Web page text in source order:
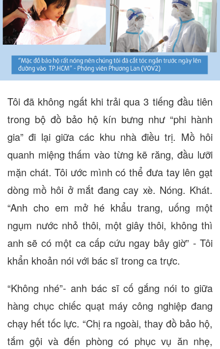
Tôi đã không ngất khi trải qua 3 tiếng đầu tiên
trong bộ đồ bảo hộ kín bưng như “phi hành
gia” đi lại giữa các khu nhà điều trị. Mồ hôi
quanh miệng thấm vào từng kẽ răng, đầu lưỡi
mặn chát. Tôi ước mình có thể đưa tay lên gạt
dòng mồ hôi ở mắt đang cay xè. Nóng. Khát.
“Anh cho em mở hé khẩu trang, uống một
ngụm nước nhỏ thôi, một giây thôi, không thì
anh sẽ có một ca cấp cứu ngay bây giờ” - Tôi
khẩn khoản nói với bác sĩ trong ca trực.
“Không nhé”- anh bác sĩ cố gắng nói to giữa
hàng chục chiếc quạt máy công nghiệp đang
chạy hết tốc lực. “Chị ra ngoài, thay đồ bảo hộ,
tắm gội và đến phòng có phục vụ ăn nhẹ,